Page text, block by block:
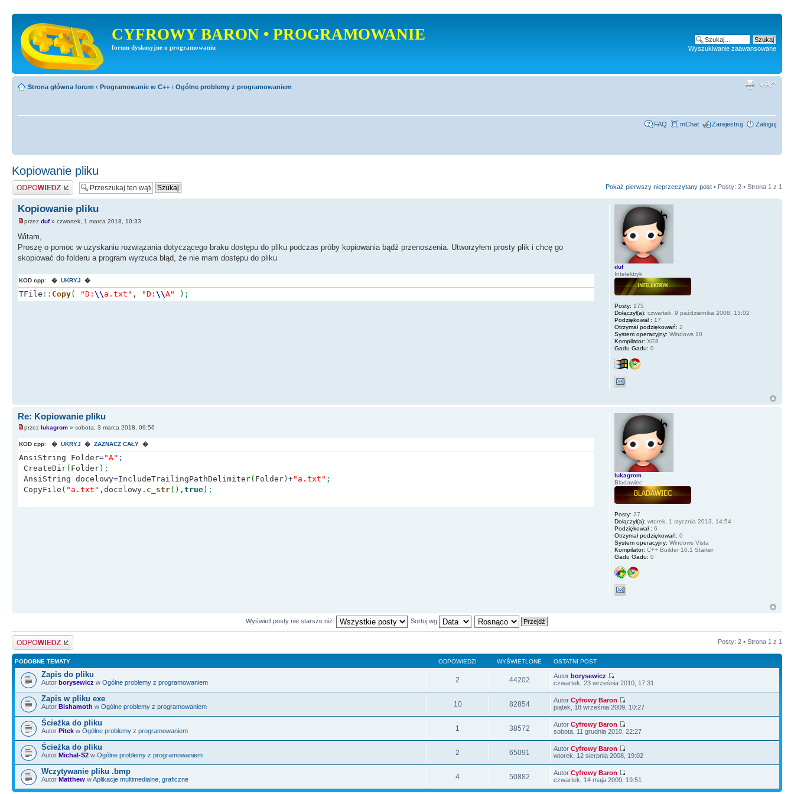
CYFROWY BARON • PROGRAMOWANIE
forum dyskusyjne o programowaniu Wyszukiwanie zaawansowane
Strona główna forum ‹ Programowanie w C++ ‹ Ogólne problemy z programowaniem
FAQ mChat Zarejestruj Zaloguj
Kopiowanie pliku
Odpowiedz Pokaż pierwszy nieprzeczytany post • Posty: 2 • Strona 1 z 1
Kopiowanie pliku
przez duf» czwartek, 1 marca 2018, 10:33
Witam,
Proszę o pomoc w uzyskaniu rozwiązania dotyczącego braku dostępu do pliku podczas próby kopiowania bądź przenoszenia. Utworzyłem prosty plik i chcę go
skopiować do folderu a program wyrzuca błąd, że nie mam dostępu do pliku
KOD cpp: � UKRYJ �
TFile :: Copy( "D: \\ a.txt" , "D: \\A" ) ;
duf
Intelektryk
Posty: 175
Dołączył(a): czwartek, 9 października 2008, 13:02
Podziękował : 17
Otrzymał podziękowań: 2
System operacyjny: Windows 10
Kompilator: XE8
Gadu Gadu: 0
Re: Kopiowanie pliku
przez lukagrom » sobota, 3 marca 2018, 09:56
KOD cpp: � UKRYJ � ZAZNACZ CAŁY �
AnsiString Folder="A" ;
CreateDir( Folder) ;
AnsiString docelowy=IncludeTrailingPathDelimiter( Folder) +"a.txt" ;
CopyFile ( "a.txt" ,docelowy. c_str( ) , true) ;
lukagrom
Bladawiec
Posty: 37
Dołączył(a): wtorek, 1 stycznia 2013, 14:54
Podziękował : 6
Otrzymał podziękowań: 0
System operacyjny: Windows Vista
Kompilator: C++ Builder 10.1 Starter
Gadu Gadu: 0
Wyświetl posty nie starsze niż: Sortuj wg
Odpowiedz Posty: 2 • Strona 1 z 1
PODOBNE TEMATY ODPOWIEDZI WYŚWIETLONE OSTATNI POST
Zapis do pliku
Autor borysewicz w Ogólne problemy z programowaniem 2 44202 Autorborysewicz
czwartek, 23 września 2010, 17:31
Zapis w pliku exe
Autor Bishamoth w Ogólne problemy z programowaniem 10 82854 AutorCyfrowy Baron
piątek, 18 września 2009, 10:27
Ścieżka do pliku
Autor Pitek w Ogólne problemy z programowaniem 1 38572 AutorCyfrowy Baron
sobota, 11 grudnia 2010, 22:27
Ścieżka do pliku
Autor Michal-S2 w Ogólne problemy z programowaniem 2 65091 AutorCyfrowy Baron
wtorek, 12 sierpnia 2008, 19:02
Wczytywanie pliku .bmp
Autor Matthew wAplikacje multimedialne, graficzne 4 50882 AutorCyfrowy Baron
czwartek, 14 maja 2009, 19:51